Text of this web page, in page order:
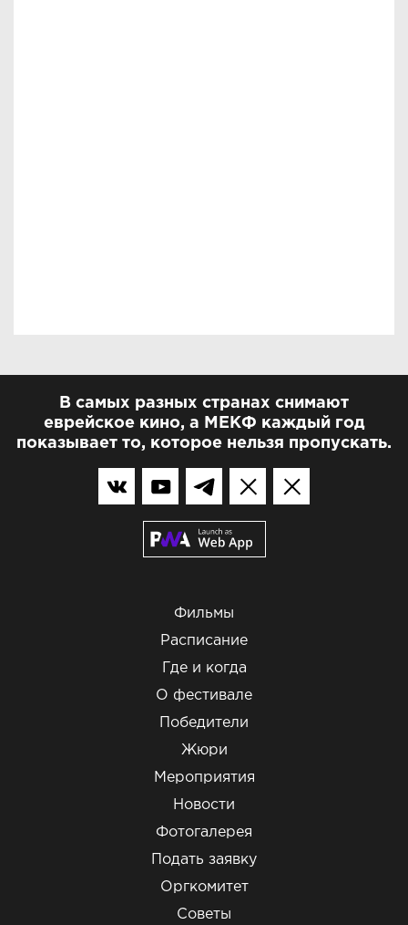
В самых разных странах снимают
еврейское кино, а МЕКФ каждый год
показывает то, которое нельзя пропускать.
Фильмы
Расписание
Где и когда
О фестивале
Победители
Жюри
Мероприятия
Новости
Фотогалерея
Подать заявку
Оргкомитет
Советы